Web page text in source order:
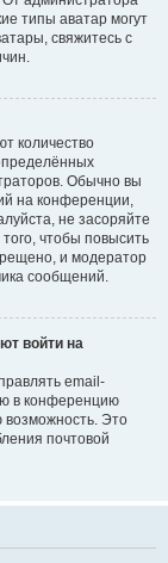
типы аватар могут
свяжитесь с
количество
Обычно вы
на конференции,
не засоряйте
чтобы повысить
и модератор
сообщений.
войти на
email-
в конференцию
возможность. Это
почтовой